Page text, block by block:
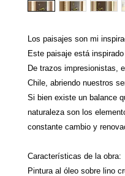
Los paisajes son mi
Este paisaje está
De trazos impresionistas,
Chile, abriendo nuestros
Si bien existe un balance
naturaleza son los
constante cambio y
Características de la obra:
Pintura al óleo sobre lino